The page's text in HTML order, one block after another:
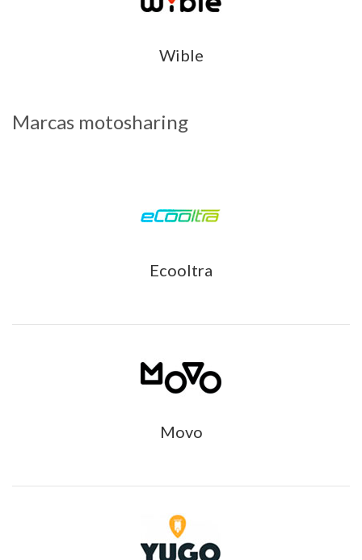
Wible
Marcas motosharing
Ecooltra
Movo